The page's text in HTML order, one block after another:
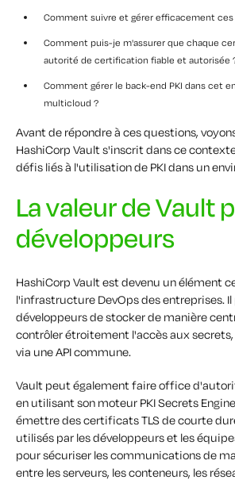
Comment suivre et gérer efficacement
Comment puis-je m'assurer que chaque
autorité de certification fiable et autorisée
Comment gérer le back-end PKI dans cet
multicloud ?
Avant de répondre à ces questions,
HashiCorp Vault s'inscrit dans ce
défis liés à l'utilisation de PKI dans un
La valeur de Vault
développeurs
HashiCorp Vault est devenu un élément
l'infrastructure DevOps des entreprises.
développeurs de stocker de manière
contrôler étroitement l'accès aux
via une API commune.
Vault peut également faire office
en utilisant son moteur PKI Secrets
émettre des certificats TLS de courte
utilisés par les développeurs et les
pour sécuriser les communications de
entre les serveurs, les conteneurs, les